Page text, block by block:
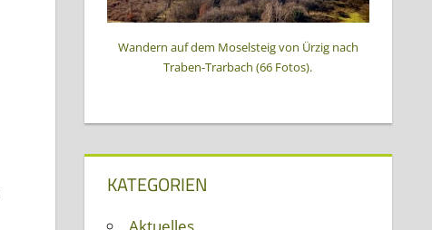
Wandern auf dem Moselsteig von Ürzig nach
Traben-Trarbach (66 Fotos).
KATEGORIEN